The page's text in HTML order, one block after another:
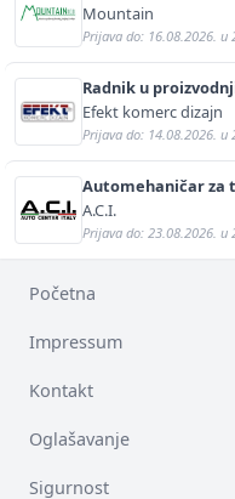
Mountain
Prijava do: 16.08.2026. u
Radnik u
Efekt komerc dizajn
Prijava do: 14.08.2026. u
Automehaničar za
A.C.I.
Prijava do: 23.08.2026. u
Početna
Impressum
Kontakt
Oglašavanje
Sigurnost